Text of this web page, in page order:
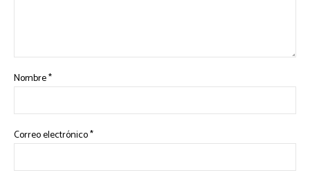
Nombre*
Correo electrónico*